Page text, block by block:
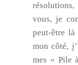
vous, je
peut-être
mon côté,
mes « Pile